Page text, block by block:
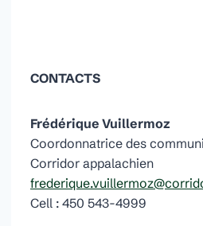
CONTACTS
Frédérique Vuillermoz
Coordonnatrice des
Corridor appalachien
Cell : 450 543-4999